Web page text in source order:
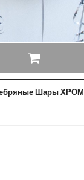
Шары ХРОМ